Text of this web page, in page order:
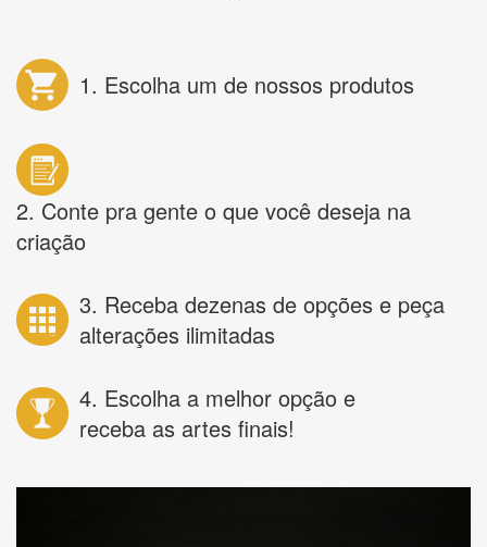
1. Escolha um de nossos produtos
2. Conte pra gente o que você deseja na
criação
3. Receba dezenas de opções e peça
alterações ilimitadas
4. Escolha a melhor opção e
receba as artes finais!